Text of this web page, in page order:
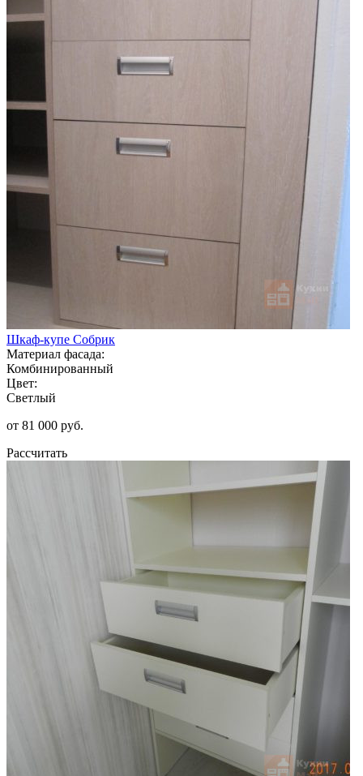
Шкаф-купе Собрик
Материал фасада:
Комбинированный
Цвет:
Светлый
от 81 000 руб.
Рассчитать